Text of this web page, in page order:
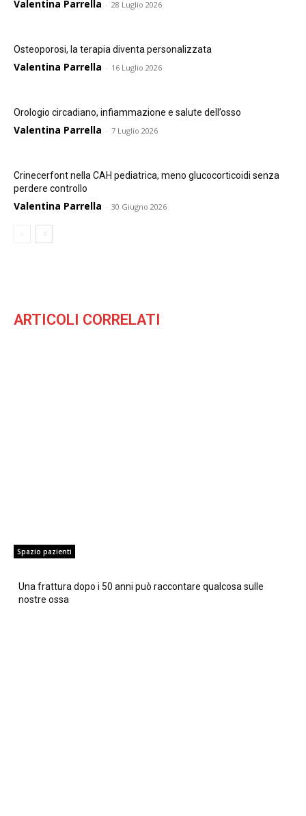
Valentina Parrella - 28 Luglio 2026
Osteoporosi, la terapia diventa personalizzata
Valentina Parrella - 16 Luglio 2026
Orologio circadiano, infiammazione e salute dell’osso
Valentina Parrella - 7 Luglio 2026
Crinecerfont nella CAH pediatrica, meno glucocorticoidi senza
perdere controllo
Valentina Parrella - 30 Giugno 2026
ARTICOLI CORRELATI
Spazio pazienti
Una frattura dopo i 50 anni può raccontare qualcosa sulle
nostre ossa